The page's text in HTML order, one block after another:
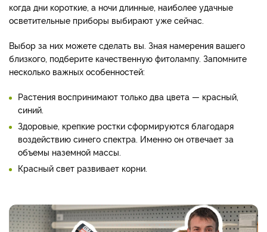
когда дни короткие, а ночи длинные, наиболее удачные
осветительные приборы выбирают уже сейчас.
Выбор за них можете сделать вы. Зная намерения вашего
близкого, подберите качественную фитолампу. Запомните
несколько важных особенностей:
Растения воспринимают только два цвета — красный,
синий.
Здоровые, крепкие ростки сформируются благодаря
воздействию синего спектра. Именно он отвечает за
объемы наземной массы.
Красный свет развивает корни.